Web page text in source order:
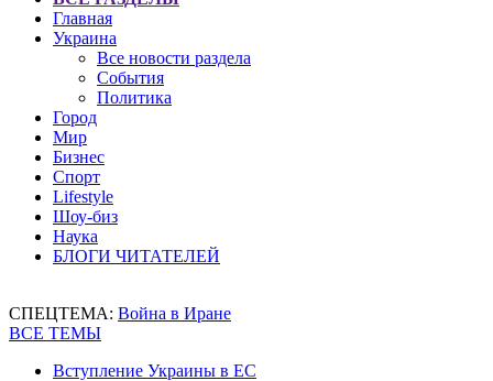
Главная
Украина
Все новости раздела
События
Политика
Город
Мир
Бизнес
Спорт
Lifestyle
Шоу-биз
Наука
БЛОГИ ЧИТАТЕЛЕЙ
СПЕЦТЕМА: Война в Иране
ВСЕ ТЕМЫ
Вступление Украины в ЕС